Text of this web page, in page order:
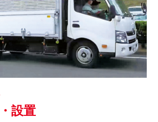
設置